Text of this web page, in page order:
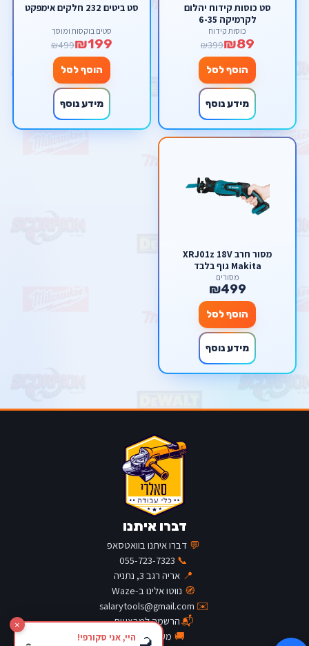
סט כוסות קידוח יהלום
לקרמיקה 6-35
כוסות קידוח
₪89
₪399
הוסף לסל
מידע נוסף
סט ביטים 232 חלקים אימפקט
סטים בוקסות ומוסך
₪199
₪499
הוסף לסל
מידע נוסף
מסור חרב XRJ01z 18V
Makita גוף בלבד
מסורים
₪499
הוסף לסל
מידע נוסף
דברו איתנו
💬 דברו איתנו בוואטסאפ
📞
055-723-7323
📍 אריה רגב 3, נתניה
🧭 נווטו אלינו ב-Waze
✉️
salarytools@gmail.com
📬הרשמה למבצעים
🚚 מעקב משלוח
×
היי, אני סקורפי!